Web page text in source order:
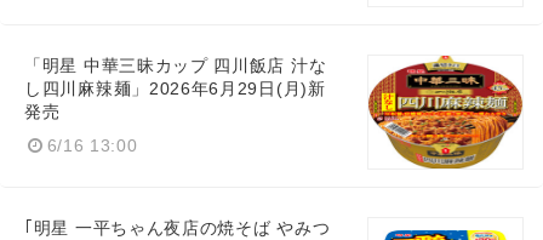
「明星 中華三昧カップ 四川飯店 汁な
し四川麻辣麺」2026年6月29日(月)新
発売
6/16 13:00
｢明星 一平ちゃん夜店の焼そば やみつ